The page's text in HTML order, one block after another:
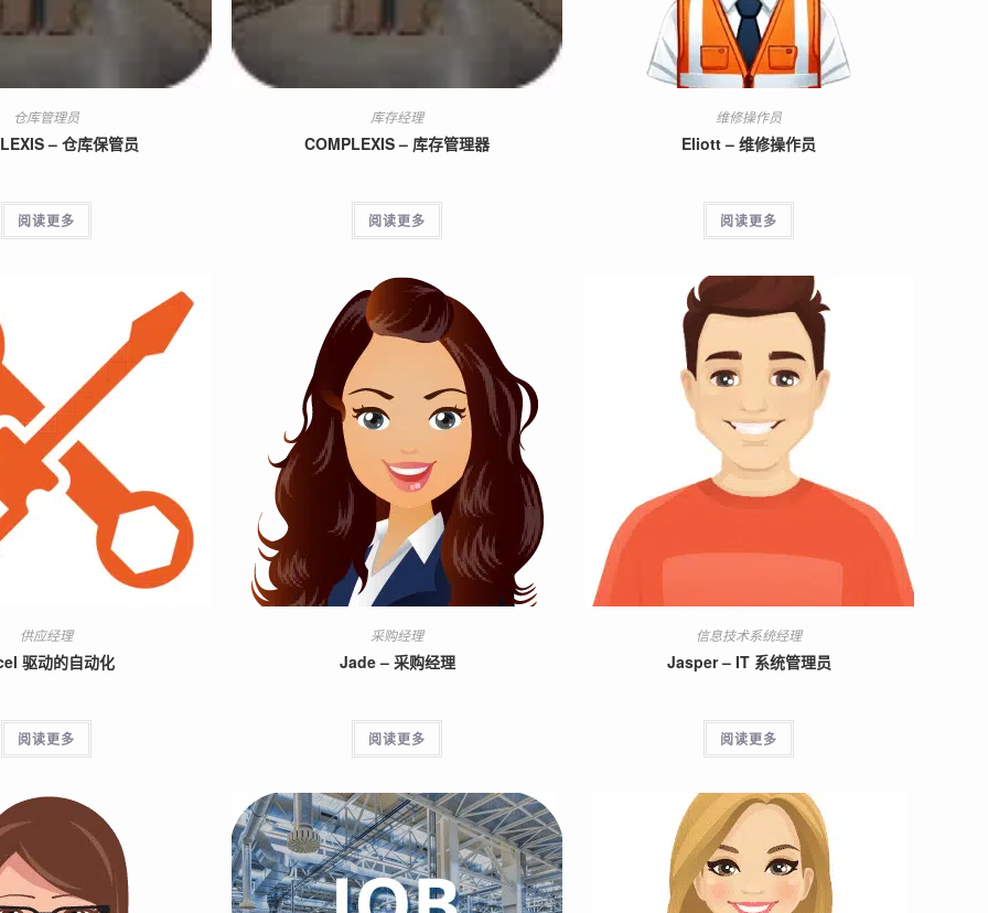
仓库管理员
– 仓库保管员
阅读更多
库存经理
COMPLEXIS – 库存管理器
阅读更多
维修操作员
Eliott – 维修操作员
阅读更多
供应经理
驱动的自动化
阅读更多
采购经理
Jade – 采购经理
阅读更多
信息技术系统经理
Jasper – IT 系统管理员
阅读更多